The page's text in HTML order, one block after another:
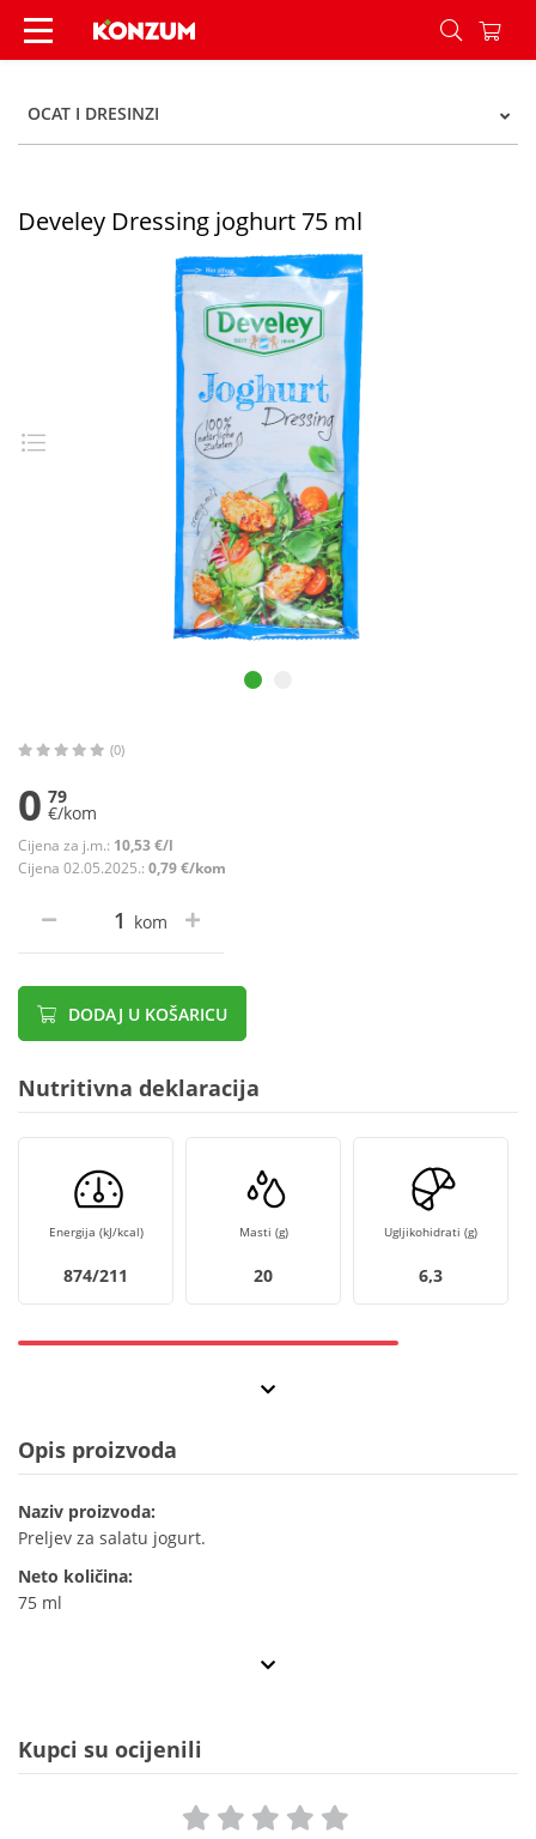
Develey Dressing joghurt 75 ml - Konzum
OCAT I DRESINZI
Develey Dressing joghurt 75 ml
(0)
0 79
€/kom
Cijena za j.m.: 10,53 €/l
Cijena 02.05.2025.: 0,79 €/kom
kom
DODAJ U KOŠARICU
Nutritivna deklaracija
Energija (kJ/kcal)
874/211
Masti (g)
20
Ugljikohidrati (g)
6,3
Opis proizvoda
Naziv proizvoda:
Preljev za salatu jogurt.
Neto količina:
75 ml
Kupci su ocijenili